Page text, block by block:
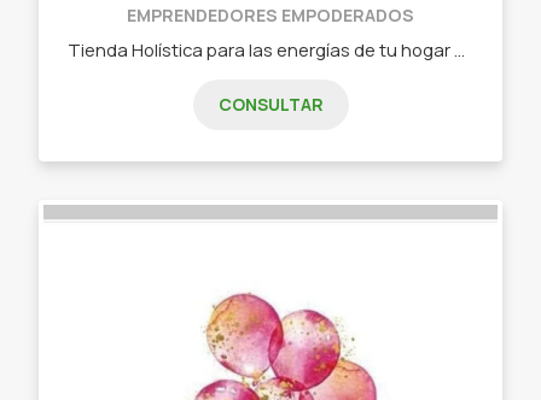
EMPRENDEDORES EMPODERADOS
CONSULTAR